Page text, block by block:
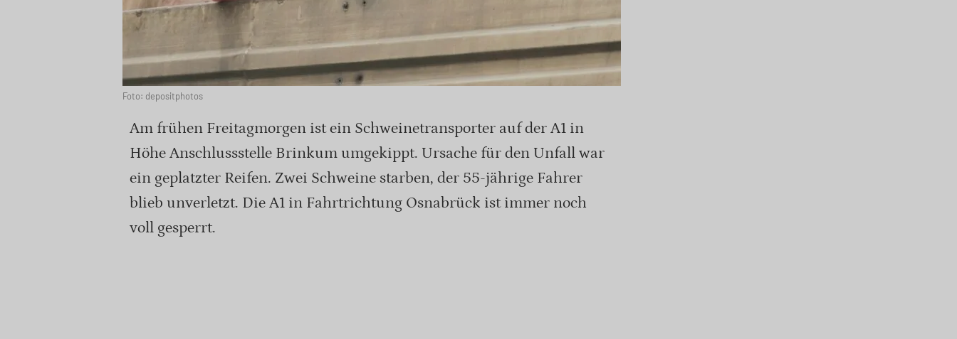
Foto: depositphotos
Am frühen Freitagmorgen ist ein Schweinetransporter auf der A1 in
Höhe Anschlussstelle Brinkum umgekippt. Ursache für den Unfall war
ein geplatzter Reifen. Zwei Schweine starben, der 55-jährige Fahrer
blieb unverletzt. Die A1 in Fahrtrichtung Osnabrück ist immer noch
voll gesperrt.